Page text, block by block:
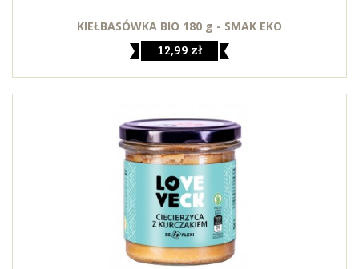
KIEŁBASÓWKA BIO 180 g - SMAK EKO
12,99 zł